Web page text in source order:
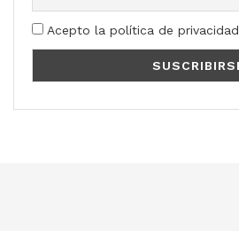
Acepto la política de privacidad